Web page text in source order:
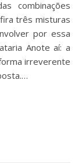
combinações
três misturas
por essa
Anote aí: a
irreverente